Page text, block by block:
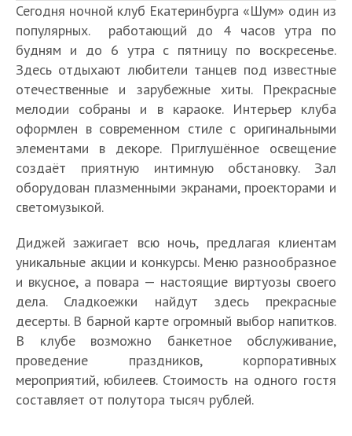
Сегодня ночной клуб Екатеринбурга «Шум» один из
популярных. работающий до 4 часов утра по
будням и до 6 утра с пятницу по воскресенье.
Здесь отдыхают любители танцев под известные
отечественные и зарубежные хиты. Прекрасные
мелодии собраны и в караоке. Интерьер клуба
оформлен в современном стиле с оригинальными
элементами в декоре. Приглушённое освещение
создаёт приятную интимную обстановку. Зал
оборудован плазменными экранами, проекторами и
светомузыкой.
Диджей зажигает всю ночь, предлагая клиентам
уникальные акции и конкурсы. Меню разнообразное
и вкусное, а повара — настоящие виртуозы своего
дела. Сладкоежки найдут здесь прекрасные
десерты. В барной карте огромный выбор напитков.
В клубе возможно банкетное обслуживание,
проведение праздников, корпоративных
мероприятий, юбилеев. Стоимость на одного гостя
составляет от полутора тысяч рублей.